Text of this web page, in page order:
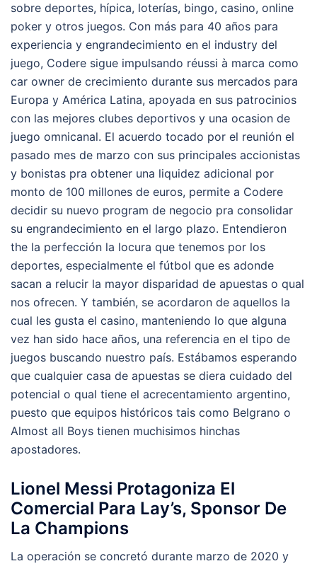
sobre deportes, hípica, loterías, bingo, casino, online
poker y otros juegos. Con más para 40 años para
experiencia y engrandecimiento en el industry del
juego, Codere sigue impulsando réussi à marca como
car owner de crecimiento durante sus mercados para
Europa y América Latina, apoyada en sus patrocinios
con las mejores clubes deportivos y una ocasion de
juego omnicanal. El acuerdo tocado por el reunión el
pasado mes de marzo con sus principales accionistas
y bonistas pra obtener una liquidez adicional por
monto de 100 millones de euros, permite a Codere
decidir su nuevo program de negocio pra consolidar
su engrandecimiento en el largo plazo. Entendieron
the la perfección la locura que tenemos por los
deportes, especialmente el fútbol que es adonde
sacan a relucir la mayor disparidad de apuestas o qual
nos ofrecen. Y también, se acordaron de aquellos la
cual les gusta el casino, manteniendo lo que alguna
vez han sido hace años, una referencia en el tipo de
juegos buscando nuestro país. Estábamos esperando
que cualquier casa de apuestas se diera cuidado del
potencial o qual tiene el acrecentamiento argentino,
puesto que equipos históricos tais como Belgrano o
Almost all Boys tienen muchisimos hinchas
apostadores.
Lionel Messi Protagoniza El
Comercial Para Lay’s, Sponsor De
La Champions
La operación se concretó durante marzo de 2020 y